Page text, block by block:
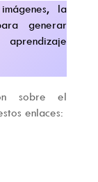
la
generar
sobre el
enlaces: